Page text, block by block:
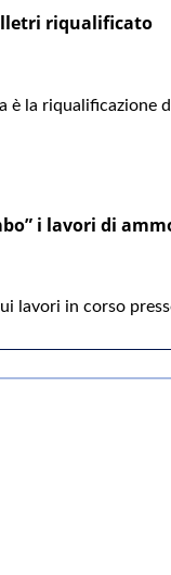
riqualificato
è la riqualificazione
i lavori di
lavori in corso